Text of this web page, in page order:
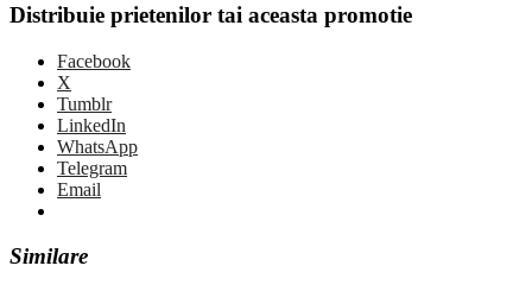
Distribuie prietenilor tai aceasta promotie
Facebook
X
Tumblr
LinkedIn
WhatsApp
Telegram
Email
Similare